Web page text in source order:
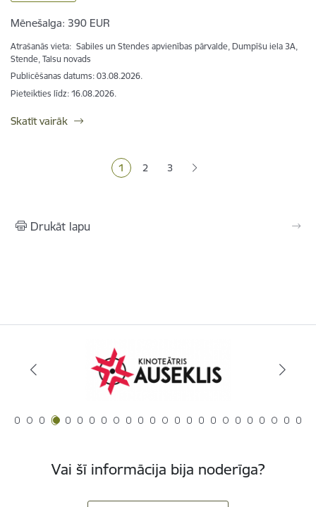
Mēnešalga: 390 EUR
Atrašanās vieta: Sabiles un Stendes apvienības pārvalde, Dumpīšu iela 3A,
Stende, Talsu novads
Publicēšanas datums: 03.08.2026.
Pieteikties līdz: 16.08.2026.
Skatīt vairāk
Pašreizējā lapa
1 Lapa
2 Lapa
3
Drukāt lapu
Vai šī informācija bija noderīga?